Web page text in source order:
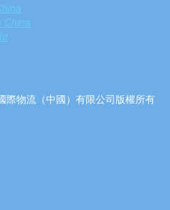
China
物流（中國）有限公司版權所有